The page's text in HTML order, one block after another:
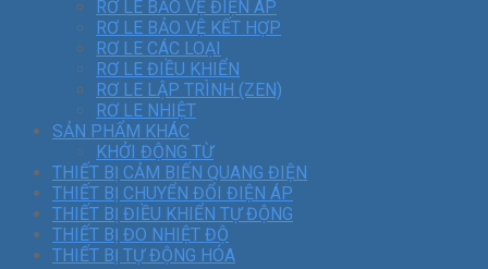
RƠ LE BẢO VỆ ĐIỆN ÁP
RƠ LE BẢO VỆ KẾT HỢP
RƠ LE CÁC LOẠI
RƠ LE ĐIỀU KHIỂN
RƠ LE LẬP TRÌNH (ZEN)
RƠ LE NHIỆT
SẢN PHẨM KHÁC
KHỞI ĐỘNG TỪ
THIẾT BỊ CẢM BIẾN QUANG ĐIỆN
THIẾT BỊ CHUYỂN ĐỔI ĐIỆN ÁP
THIẾT BỊ ĐIỀU KHIỂN TỰ ĐỘNG
THIẾT BỊ ĐO NHIỆT ĐỘ
THIẾT BỊ TỰ ĐỘNG HÓA